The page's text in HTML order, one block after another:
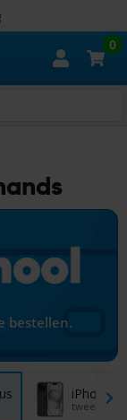
0
bestellen.
iPhone